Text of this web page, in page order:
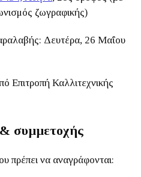
ζωγραφικής)
Δευτέρα, 26 Μαΐου
Επιτροπή Καλλιτεχνικής
συμμετοχής
πρέπει να αναγράφονται: